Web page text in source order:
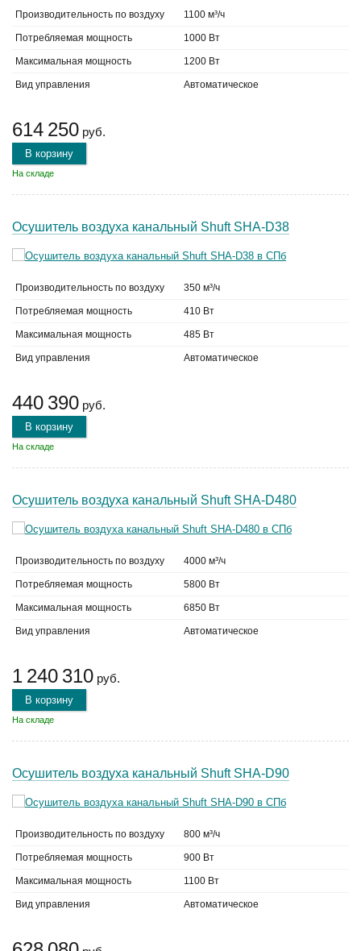
Производительность по воздуху 1100 м³/ч
Потребляемая мощность 1000 Вт
Максимальная мощность 1200 Вт
Вид управления Автоматическое
614 250 руб.
В корзину
На складе
Осушитель воздуха канальный Shuft SHA-D38
Производительность по воздуху 350 м³/ч
Потребляемая мощность 410 Вт
Максимальная мощность 485 Вт
Вид управления Автоматическое
440 390 руб.
В корзину
На складе
Осушитель воздуха канальный Shuft SHA-D480
Производительность по воздуху 4000 м³/ч
Потребляемая мощность 5800 Вт
Максимальная мощность 6850 Вт
Вид управления Автоматическое
1 240 310 руб.
В корзину
На складе
Осушитель воздуха канальный Shuft SHA-D90
Производительность по воздуху 800 м³/ч
Потребляемая мощность 900 Вт
Максимальная мощность 1100 Вт
Вид управления Автоматическое